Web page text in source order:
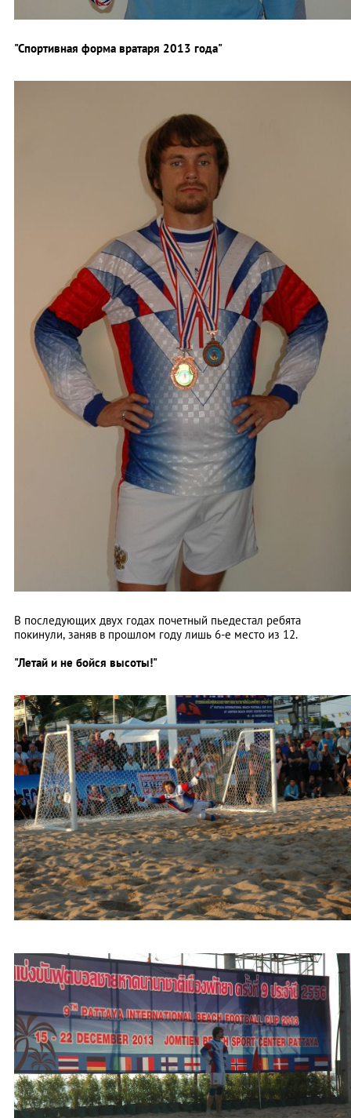
"Спортивная форма вратаря 2013 года"
В последующих двух годах почетный пьедестал ребята
покинули, заняв в прошлом году лишь 6-е место из 12.
"Летай и не бойся высоты!"